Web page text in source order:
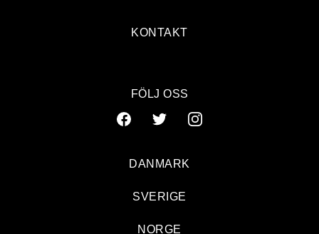
KONTAKT
FÖLJ OSS
DANMARK
SVERIGE
NORGE